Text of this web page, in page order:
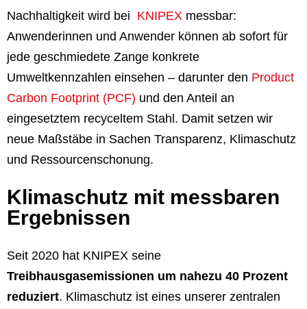
Nachhaltigkeit wird bei KNIPEX messbar:
Anwenderinnen und Anwender können ab sofort für
jede geschmiedete Zange konkrete
Umweltkennzahlen einsehen – darunter den Product
Carbon Footprint (PCF) und den Anteil an
eingesetztem recyceltem Stahl. Damit setzen wir
neue Maßstäbe in Sachen Transparenz, Klimaschutz
und Ressourcenschonung.
Klimaschutz mit messbaren
Ergebnissen
Seit 2020 hat KNIPEX seine
Treibhausgasemissionen um nahezu 40 Prozent
reduziert. Klimaschutz ist eines unserer zentralen